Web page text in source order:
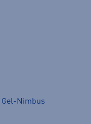
Gel-Nimbus